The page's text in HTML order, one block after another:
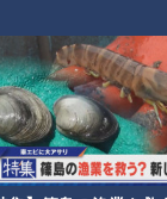
ーとブロッコリー
」の作り方【キユ
ッキング】